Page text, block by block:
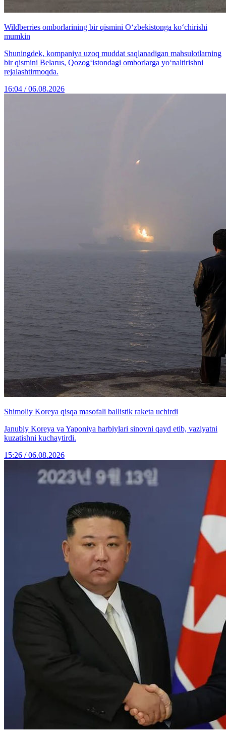
Wildberries omborlarining bir qismini O‘zbekistonga ko‘chirishi
mumkin
Shuningdek, kompaniya uzoq muddat saqlanadigan mahsulotlarning
bir qismini Belarus, Qozog‘istondagi omborlarga yo‘naltirishni
rejalashtirmoqda.
16:04 / 06.08.2026
Shimoliy Koreya qisqa masofali ballistik raketa uchirdi
Janubiy Koreya va Yaponiya harbiylari sinovni qayd etib, vaziyatni
kuzatishni kuchaytirdi.
15:26 / 06.08.2026